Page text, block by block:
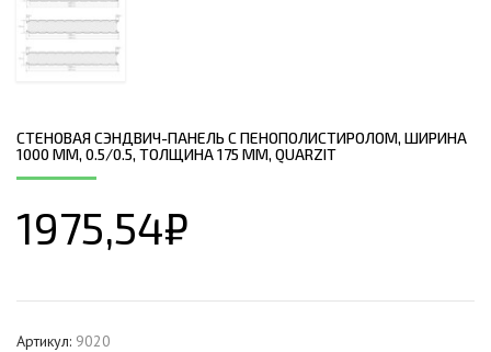
СТЕНОВАЯ СЭНДВИЧ-ПАНЕЛЬ С ПЕНОПОЛИСТИРОЛОМ, ШИРИНА
1000 ММ, 0.5/0.5, ТОЛЩИНА 175 ММ, QUARZIT
1975,54₽
Артикул: 9020